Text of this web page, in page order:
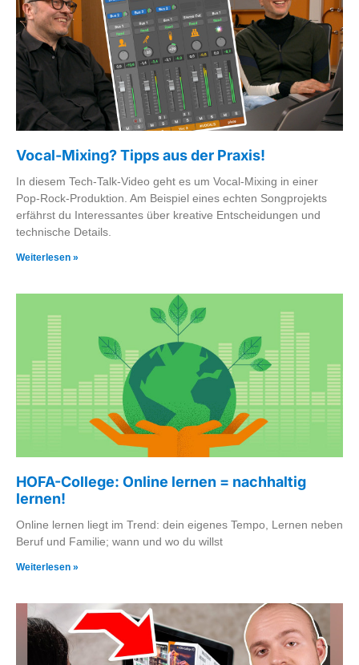
Vocal-Mixing? Tipps aus der Praxis!
In diesem Tech-Talk-Video geht es um Vocal-Mixing in einer
Pop-Rock-Produktion. Am Beispiel eines echten Songprojekts
erfährst du Interessantes über kreative Entscheidungen und
technische Details.
Weiterlesen »
HOFA-College: Online lernen = nachhaltig
lernen!​
Online lernen liegt im Trend: dein eigenes Tempo, Lernen neben
Beruf und Familie; wann und wo du willst
Weiterlesen »